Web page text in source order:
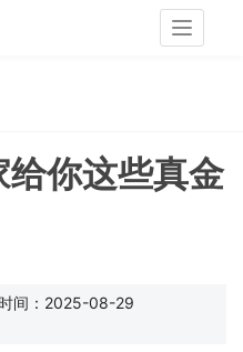
Toggle
你这些真金
间：2025-08-29